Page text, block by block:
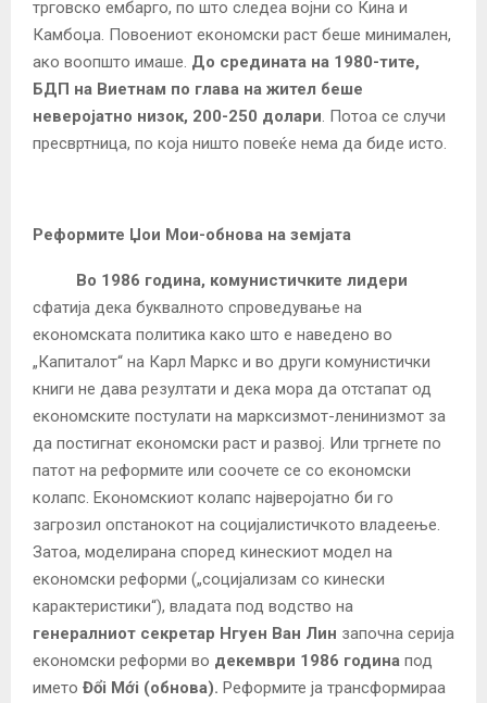
трговско ембарго, по што следеа војни со Кина и
Камбоџа. Повоениот економски раст беше минимален,
ако воопшто имаше. До средината на 1980-тите,
БДП на Виетнам по глава на жител беше
неверојатно низок, 200-250 долари. Потоа се случи
пресвртница, по која ништо повеќе нема да биде исто.
Реформите Џои Мои-обнова на земјата
Во 1986 година, комунистичките лидери
сфатија дека буквалното спроведување на
економската политика како што е наведено во
„Капиталот“ на Карл Маркс и во други комунистички
книги не дава резултати и дека мора да отстапат од
економските постулати на марксизмот-ленинизмот за
да постигнат економски раст и развој. Или тргнете по
патот на реформите или соочете се со економски
колапс. Економскиот колапс најверојатно би го
загрозил опстанокот на социјалистичкото владеење.
Затоа, моделирана според кинескиот модел на
економски реформи („социјализам со кинески
карактеристики“), владата под водство на
генералниот секретар Нгуен Ван Лин започна серија
економски реформи во декември 1986 година под
името Đổi Mới (обнова). Реформите ја трансформираа